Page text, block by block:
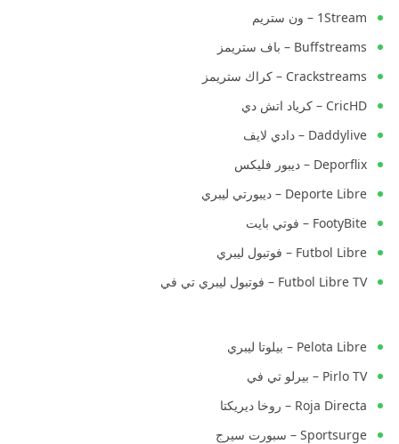
1Stream – ون ستريم
Buffstreams – باف ستريمز
Crackstreams – كراك ستريمز
CricHD – كرياد اتش دي
Daddylive – دادي لايف
Deporflix – ديبور فليكس
Deporte Libre – ديبورتي ليبري
FootyBite – فوتي بايت
Futbol Libre – فوتبول ليبري
Futbol Libre TV – فوتبول ليبري تي في
Pelota Libre – بيلوتا ليبري
Pirlo TV – بيرلو تي في
Roja Directa – روخا ديريكتا
Sportsurge – سبورت سيرج